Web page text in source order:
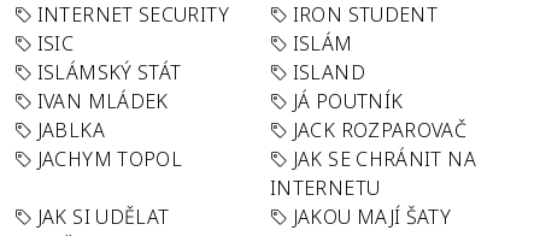
INTERNET SECURITY
IRON STUDENT
ISIC
ISLÁM
ISLÁMSKÝ STÁT
ISLAND
IVAN MLÁDEK
JÁ POUTNÍK
JABLKA
JACK ROZPAROVAČ
JACHYM TOPOL
JAK SE CHRÁNIT NA
INTERNETU
JAK SI UDĚLAT
JAKOU MAJÍ ŠATY